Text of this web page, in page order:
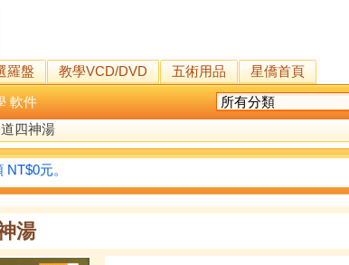
羅盤 教學VCD/DVD 五術用品
星僑首頁
軟件
四神湯
元。
湯